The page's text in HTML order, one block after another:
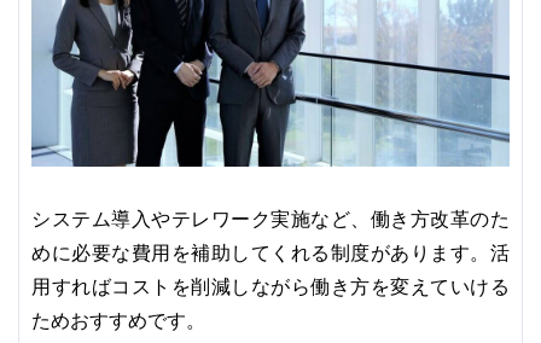
システム導入やテレワーク実施など、働き方改革のた
めに必要な費用を補助してくれる制度があります。活
用すればコストを削減しながら働き方を変えていける
ためおすすめです。